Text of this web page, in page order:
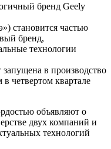
бренд Geely
становится частью
бренд,
технологии
в производство
четвертом квартале
объявляют о
двух компаний и
технологий